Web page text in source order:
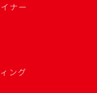
ナー
ング